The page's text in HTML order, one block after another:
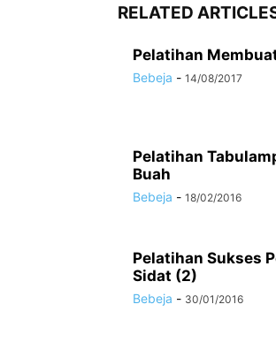
RELATED
Pelatihan
Bebeja - 14/08/2017
Pelatihan
Buah
Bebeja - 18/02/2016
Pelatihan Sukses
Sidat (2)
Bebeja - 30/01/2016